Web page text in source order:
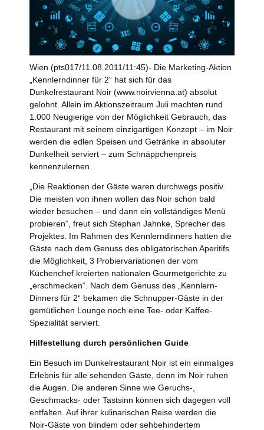
Wien (pts017/11.08.2011/11:45)- Die Marketing-Aktion
„Kennlerndinner für 2“ hat sich für das
Dunkelrestaurant Noir (www.noirvienna.at) absolut
gelohnt. Allein im Aktionszeitraum Juli machten rund
1.000 Neugierige von der Möglichkeit Gebrauch, das
Restaurant mit seinem einzigartigen Konzept – im Noir
werden die edlen Speisen und Getränke in absoluter
Dunkelheit serviert – zum Schnäppchenpreis
kennenzulernen.
„Die Reaktionen der Gäste waren durchwegs positiv.
Die meisten von ihnen wollen das Noir schon bald
wieder besuchen – und dann ein vollständiges Menü
probieren“, freut sich Stephan Jahnke, Sprecher des
Projektes. Im Rahmen des Kennlerndinners hatten die
Gäste nach dem Genuss des obligatorischen Aperitifs
die Möglichkeit, 3 Probiervariationen der vom
Küchenchef kreierten nationalen Gourmetgerichte zu
„erschmecken“. Nach dem Genuss des „Kennlern-
Dinners für 2“ bekamen die Schnupper-Gäste in der
gemütlichen Lounge noch eine Tee- oder Kaffee-
Spezialität serviert.
Hilfestellung durch persönlichen Guide
Ein Besuch im Dunkelrestaurant Noir ist ein einmaliges
Erlebnis für alle sehenden Gäste, denn im Noir ruhen
die Augen. Die anderen Sinne wie Geruchs-,
Geschmacks- oder Tastsinn können sich dagegen voll
entfalten. Auf ihrer kulinarischen Reise werden die
Noir-Gäste von blindem oder sehbehindertem